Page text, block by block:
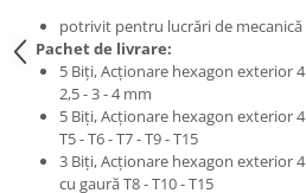
potrivit pentru lucrări de
Pachet de livrare:
5 Biţi, Acţionare hexagon exterior
2,5 - 3 - 4 mm
5 Biţi, Acţionare hexagon exterior
T5 - T6 - T7 - T9 - T15
3 Biţi, Acţionare hexagon exterior
cu gaură T8 - T10 - T15